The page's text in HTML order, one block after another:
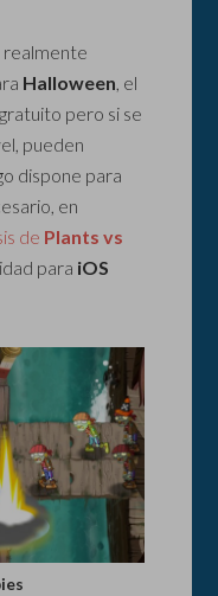
realmente
Halloween, el
pero si se
pueden
dispone para
en
de Plants vs
para iOS